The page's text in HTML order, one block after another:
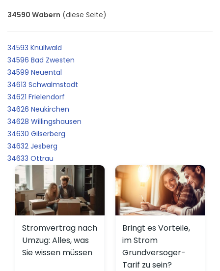
34590 Wabern (diese Seite)
34593 Knüllwald
34596 Bad Zwesten
34599 Neuental
34613 Schwalmstadt
34621 Frielendorf
34626 Neukirchen
34628 Willingshausen
34630 Gilserberg
34632 Jesberg
34633 Ottrau
Stromvertrag nach
Umzug: Alles, was
Sie wissen müssen
Bringt es Vorteile,
im Strom
Grundversoger-
Tarif zu sein?